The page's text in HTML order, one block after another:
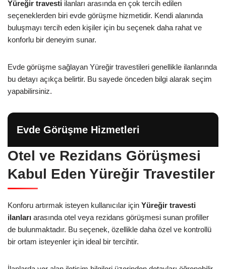
Yüreğir travesti ilanları arasında en çok tercih edilen
seçeneklerden biri evde görüşme hizmetidir. Kendi alanında
buluşmayı tercih eden kişiler için bu seçenek daha rahat ve
konforlu bir deneyim sunar.
Evde görüşme sağlayan Yüreğir travestileri genellikle ilanlarında
bu detayı açıkça belirtir. Bu sayede önceden bilgi alarak seçim
yapabilirsiniz.
Evde Görüşme Hizmetleri
Otel ve Rezidans Görüşmesi
Kabul Eden Yüreğir Travestiler
Konforu artırmak isteyen kullanıcılar için Yüreğir travesti
ilanları arasında otel veya rezidans görüşmesi sunan profiller
de bulunmaktadır. Bu seçenek, özellikle daha özel ve kontrollü
bir ortam isteyenler için ideal bir tercihtir.